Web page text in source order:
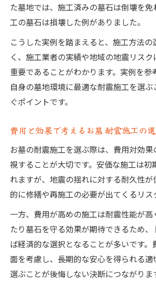
た墓地では、施工済みの墓石は倒壊を
工の墓石は損壊した例がありました。
こうした実例を踏まえると、施工方法の
く、施工業者の実績や地域の地震リス
重要であることがわかります。実例を参
自身の墓地環境に最適な耐震施工を選
ぐポイントです。
費用と効果で考えるお墓 耐震施工の
お墓の耐震施工を選ぶ際は、費用対効
視することが大切です。安価な施工は初
れますが、地震の揺れに対する耐久性
的に修繕や再施工の必要が出てくるリス
一方、費用が高めの施工は耐震性能が
たり墓石を守る効果が期待できるため
ば経済的な選択となることが多いです。
面を考慮し、長期的な安心を得られる適
選ぶことが後悔しない決断につながりま